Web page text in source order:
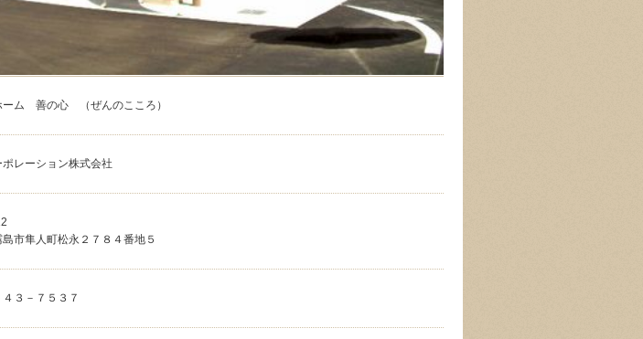
ーム 善の心 （ぜんのこころ）
ポレーション株式会社
島市隼人町松永２７８４番地５
４３－７５３７